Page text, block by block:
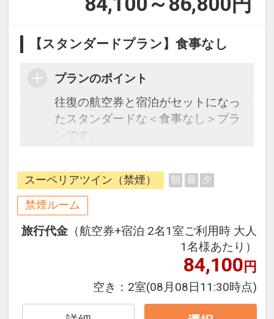
【スタンダードプラン】食事なし
プランのポイント
往復の航空券と宿泊がセットになっ
たスタンダードな＜食事なし＞プラ
ンです。
できるダイナミックパッケージだか
ら、一都市滞在はもちろん周遊旅行
にも最適！
旅行期間中の1泊だけの宿泊や延
泊・飛び泊なども自由自在です。
フライトは、安心のJAL（または
JALグループ）確約！フライトマイ
ル50%貯まります。
通・体験プランなどの追加（同時予
スーペリアツイン（禁煙） 朝 昼 夕
禁煙ルーム
旅行代金 （航空券+宿泊 2名1室ご利用時 大人
1名様あたり）
84,100円
空き： 2室(08月08日11:30時点)